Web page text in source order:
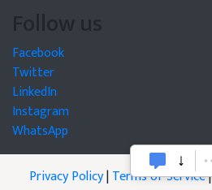
Follow us
Facebook
Twitter
LinkedIn
Instagram
WhatsApp
Privacy Policy|Terms of Service